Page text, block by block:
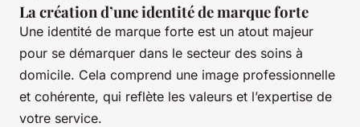
La création d’une identité de marque forte
Une identité de marque forte est un atout majeur
pour se démarquer dans le secteur des soins à
domicile. Cela comprend une image professionnelle
et cohérente, qui reflète les valeurs et l’expertise de
votre service.